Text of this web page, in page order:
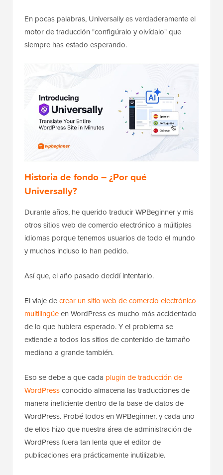
En pocas palabras, Universally es verdaderamente el
motor de traducción "configúralo y olvídalo" que
siempre has estado esperando.
Historia de fondo – ¿Por qué
Universally?
Durante años, he querido traducir WPBeginner y mis
otros sitios web de comercio electrónico a múltiples
idiomas porque tenemos usuarios de todo el mundo
y muchos incluso lo han pedido.
Así que, el año pasado decidí intentarlo.
El viaje decrear un sitio web de comercio electrónico
multilingüeen WordPress es mucho más accidentado
de lo que hubiera esperado. Y el problema se
extiende a todos los sitios de contenido de tamaño
mediano a grande también.
Eso se debe a que cada plugin de traducción de
WordPressconocido almacena las traducciones de
manera ineficiente dentro de la base de datos de
WordPress. Probé todos en WPBeginner, y cada uno
de ellos hizo que nuestra área de administración de
WordPress fuera tan lenta que el editor de
publicaciones era prácticamente inutilizable.